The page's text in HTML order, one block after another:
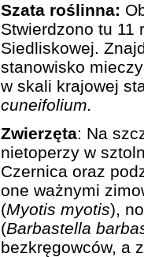
Szata roślinna:
Stwierdzono tu 11
Siedliskowej.
stanowisko
w skali krajowej
cuneifolium.
Zwierzęta: Na
nietoperzy w
Czernica oraz
one ważnymi
(Myotis myotis),
(Barbastella
bezkręgowców, a